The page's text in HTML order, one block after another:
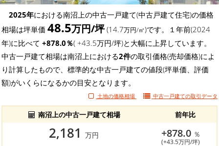
2025年における南沼上の中古一戸建て(中古戸建て住宅)の価格
相場は坪単価 48.5万円/坪(14.7万円/㎡)です。１年前(2024
年)に比べて +878.0％( +43.5万円/坪)と大幅に上昇しています。
中古一戸建て相場は南沼上における2件の取引価格(売却価格)によ
り計算したもので、標準的な中古一戸建ての値段(坪単価、評価
額)がいくらになるかの目安となります。
土地の価格相場 中古一戸建ての取引データ
南沼上の中古一戸建て相場 前年比
2,181 万円 +878.0 ％
(+43.5万円/坪)